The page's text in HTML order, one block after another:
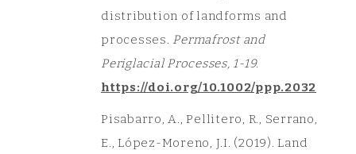
distribution of landforms and
processes. Permafrost and
Periglacial Processes, 1-19.
https://doi.org/10.1002/ppp.2032
Pisabarro, A., Pellitero, R., Serrano,
E., López-Moreno, J.I. (2019). Land